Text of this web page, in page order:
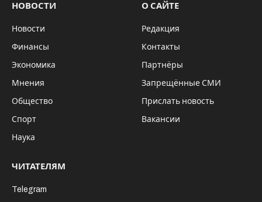
НОВОСТИ
Новости
Финансы
Экономика
Мнения
Общество
Спорт
Наука
О САЙТЕ
Редакция
Контакты
Партнёры
Запрещённые СМИ
Прислать новость
Вакансии
ЧИТАТЕЛЯМ
Telegram